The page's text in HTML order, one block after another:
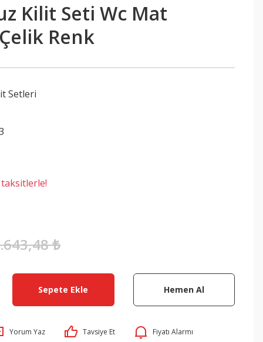
Kilit Seti Wc Mat
Renk
Setleri
₺
Sepete Ekle Hemen Al
Yorum Yaz Tavsiye Et Fiyatı Alarmı